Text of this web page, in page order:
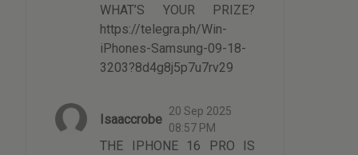
WHAT’S YOUR PRIZE?
https://telegra.ph/Win-
iPhones-Samsung-09-18-
3203?8d4g8j5p7u7rv29
Isaaccrobe
20 Sep 2025
08:57 PM
THE IPHONE 16 PRO IS